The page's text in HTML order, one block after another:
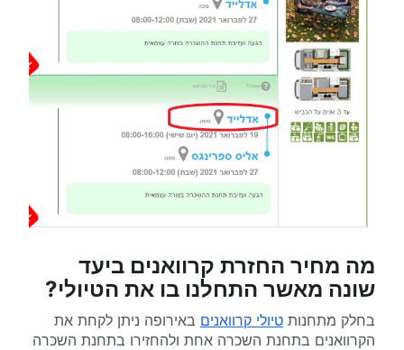
מה מחיר החזרת קרוואנים ביעד
שונה מאשר התחלנו בו את הטיולי?
בחלק מתחנות טיולי קרוואנים באירופה ניתן לקחת את
הקרוואנים בתחנת השכרה אחת ולהחזירו בתחנת השכרה